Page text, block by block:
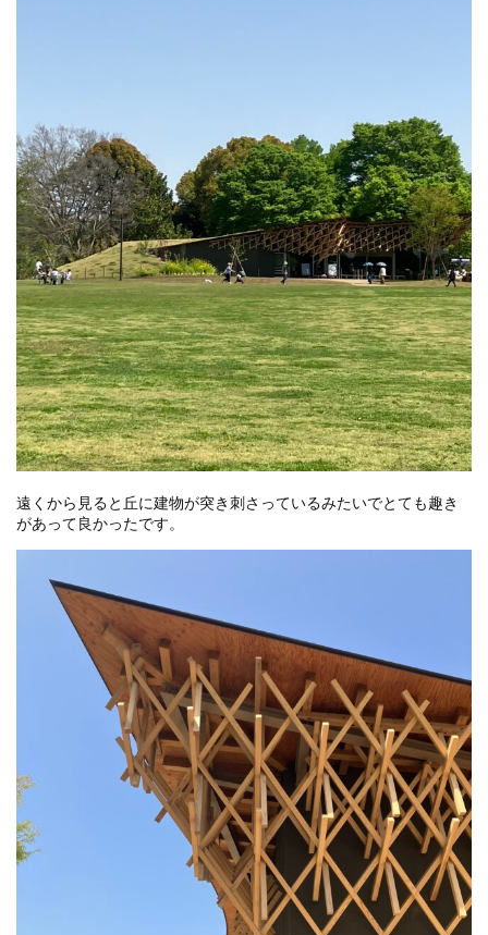
遠くから見ると丘に建物が突き刺さっているみたいでとても趣き
があって良かったです。